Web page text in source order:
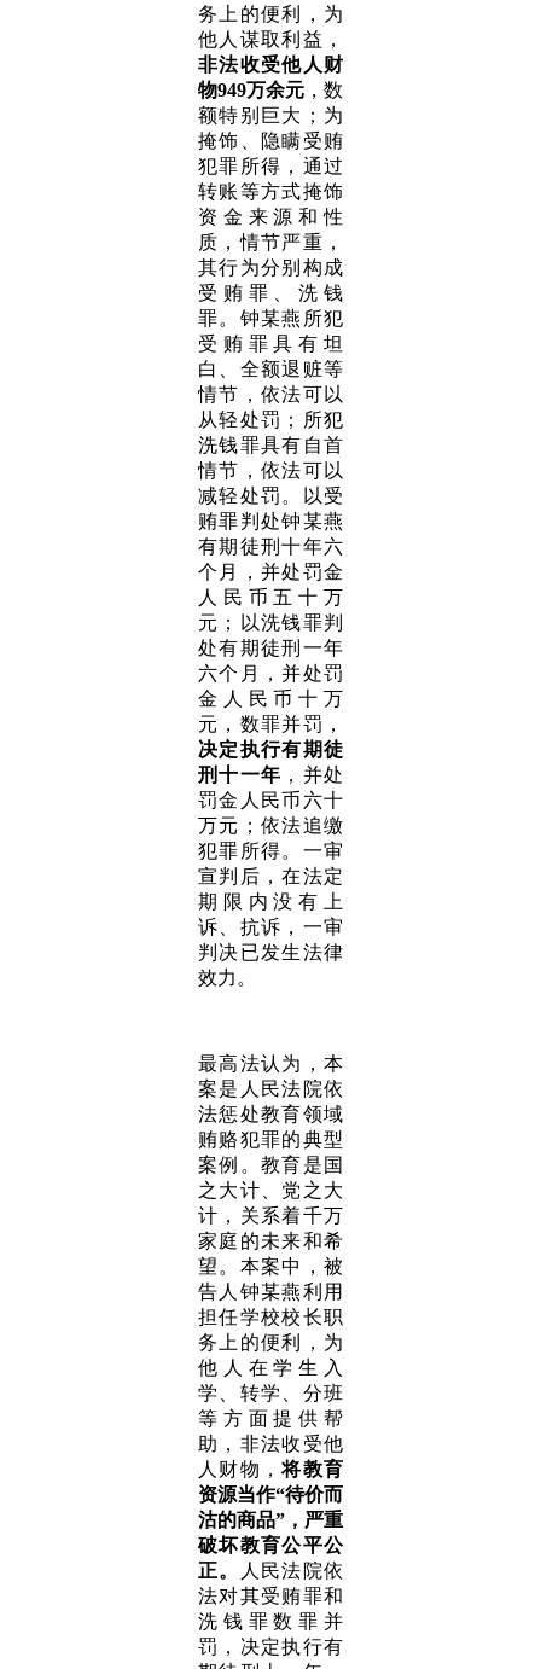
务上的便利，为
他人谋取利益，
非法收受他人财
物949万余元 ，数
额特别巨大；为
掩饰、隐瞒受贿
犯罪所得，通过
转账等方式掩饰
资金来源和性
质，情节严重，
其行为分别构成
受贿罪、洗钱
罪。钟某燕所犯
受贿罪具有坦
白、全额退赃等
情节，依法可以
从轻处罚；所犯
洗钱罪具有自首
情节，依法可以
减轻处罚。以受
贿罪判处钟某燕
有期徒刑十年六
个月，并处罚金
人民币五十万
元；以洗钱罪判
处有期徒刑一年
六个月，并处罚
金人民币十万
元，数罪并罚，
决定执行有期徒
刑十一年 ，并处
罚金人民币六十
万元；依法追缴
犯罪所得。一审
宣判后，在法定
期限内没有上
诉、抗诉，一审
判决已发生法律
效力。
最高法认为，本
案是人民法院依
法惩处教育领域
贿赂犯罪的典型
案例。教育是国
之大计、党之大
计，关系着千万
家庭的未来和希
望。本案中，被
告人钟某燕利用
担任学校校长职
务上的便利，为
他人在学生入
学、转学、分班
等方面提供帮
助，非法收受他
人财物，将教育
资源当作“待价而
沽的商品”，严重
破坏教育公平公
正。
人民法院依
法对其受贿罪和
洗钱罪数罪并
罚，决定执行有